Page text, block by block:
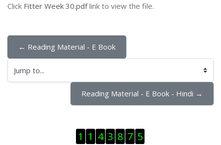
Click Fitter Week 30.pdflink to view the file.
← Reading Material - E Book
Jump to...
Reading Material - E Book - Hindi →
1 1 4 3 8 7 5